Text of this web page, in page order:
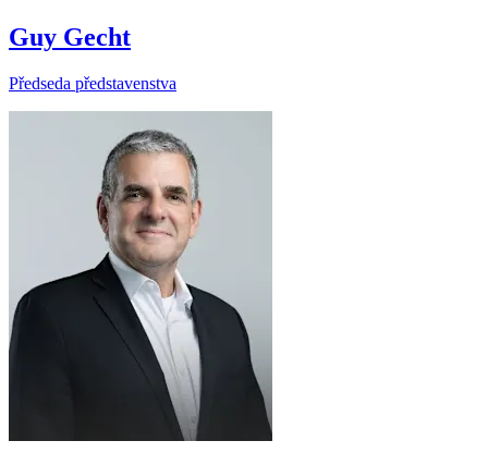
Guy Gecht
Předseda představenstva